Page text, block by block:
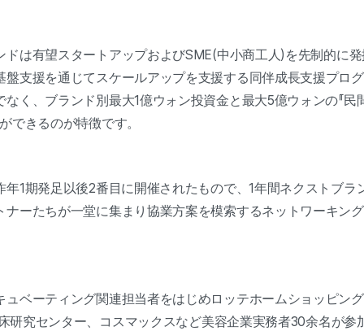
ドは有望スタートアップおよびSME(中小商工人)を先制的に
盤支援を通じてスケールアップを支援する同伴成長支援プロ
く、ブランド別最大1億ウォン投資金と最大5億ウォンの『民
できるのが特徴です。
年1期発足以後2番目に開催されたもので、1年間ネクストブラ
ナーたちが一堂に集まり協業方案を模索するネットワーキン
ュベーティング関連担当者をはじめロッテホームショッピン
研究センター、コスマックスなど美容企業実務者30余名が参